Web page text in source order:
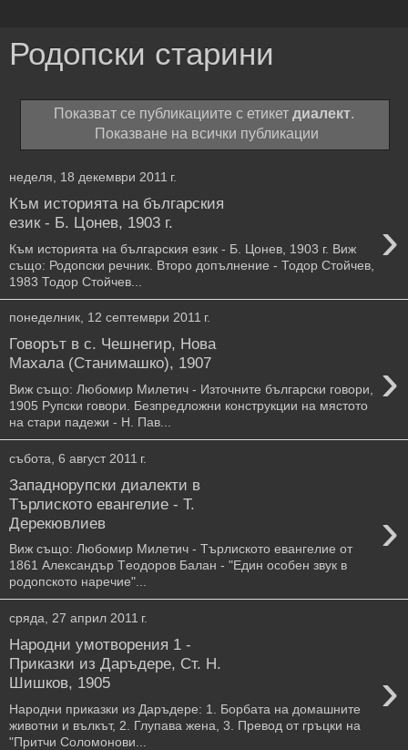
Родопски старини
Показват се публикациите с етикет диалект.
Показване на всички публикации
неделя, 18 декември 2011 г.
Към историята на българския
език - Б. Цонев, 1903 г.
›
Към историята на българския език - Б. Цонев, 1903 г. Виж
също: Родопски речник. Второ допълнение - Тодор Стойчев,
1983 Тодор Стойчев...
понеделник, 12 септември 2011 г.
Говорът в с. Чешнегир, Нова
Махала (Станимашко), 1907
›
Виж също: Любомир Милетич - Източните български говори,
1905 Рупски говори. Безпредложни конструкции на мястото
на стари падежи - Н. Пав...
събота, 6 август 2011 г.
Западнорупски диалекти в
Търлиското евангелие - Т.
Дерекювлиев
›
Виж също: Любомир Милетич - Търлиското евангелие от
1861 Александър Тeодоров Балан - "Един особен звук в
родопското наречие"...
сряда, 27 април 2011 г.
Народни умотворения 1 -
Приказки из Даръдере, Ст. Н.
Шишков, 1905
›
Народни приказки из Даръдере: 1. Борбата на домашните
животни и вълкът, 2. Глупава жена, 3. Превод от гръцки на
"Притчи Соломонови...